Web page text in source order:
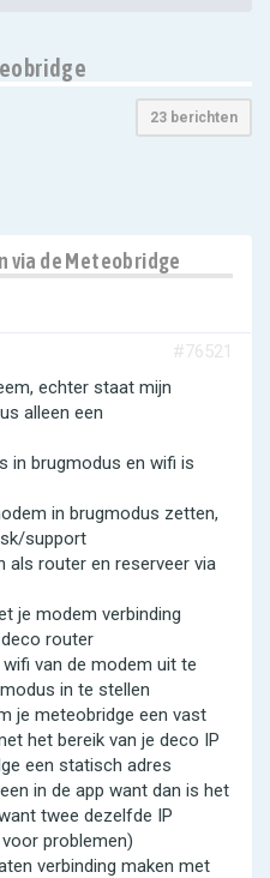
23 berichten
via de Meteobridge
#76521
echter staat mijn
alleen een
in brugmodus en wifi is
in brugmodus zetten,
support
als router en reserveer via
je modem verbinding
router
van de modem uit te
in te stellen
je meteobridge een vast
het bereik van je deco IP
een statisch adres
in de app want dan is het
twee dezelfde IP
problemen)
verbinding maken met